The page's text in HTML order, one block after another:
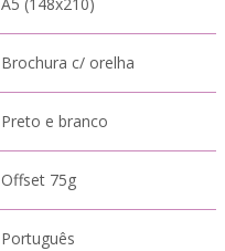
Brochura c/ orelha
Preto e branco
Offset 75g
Português